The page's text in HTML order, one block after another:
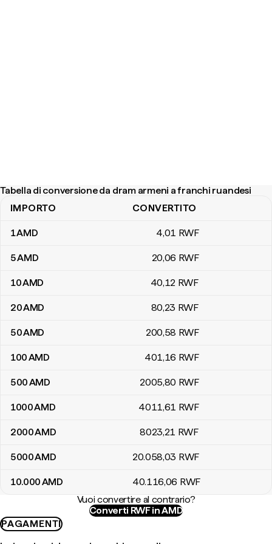
Tabella di conversione da dram armeni a franchi ruandesi
Tabella di conversione da dram armeni a franchi ruandesi
IMPORTO CONVERTITO
1AMD 4,01 RWF
5AMD 20,06 RWF
10AMD 40,12 RWF
20AMD 80,23 RWF
50AMD 200,58 RWF
100AMD 401,16 RWF
500AMD 2005,80 RWF
1000AMD 4011,61 RWF
2000AMD 8023,21 RWF
5000AMD 20.058,03 RWF
10.000AMD 40.116,06 RWF
Vuoi convertire al contrario?
Converti RWF in AMD
PAGAMENTI